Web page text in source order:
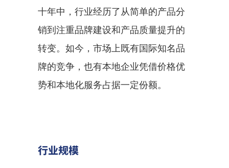
十年中，行业经历了从简单的产品分
销到注重品牌建设和产品质量提升的
转变。如今，市场上既有国际知名品
牌的竞争，也有本地企业凭借价格优
势和本地化服务占据一定份额。
行业规模